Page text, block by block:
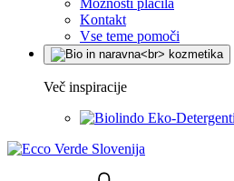
Možnosti plačila
Kontakt
Vse teme pomoči
Več inspiracije
Eko-